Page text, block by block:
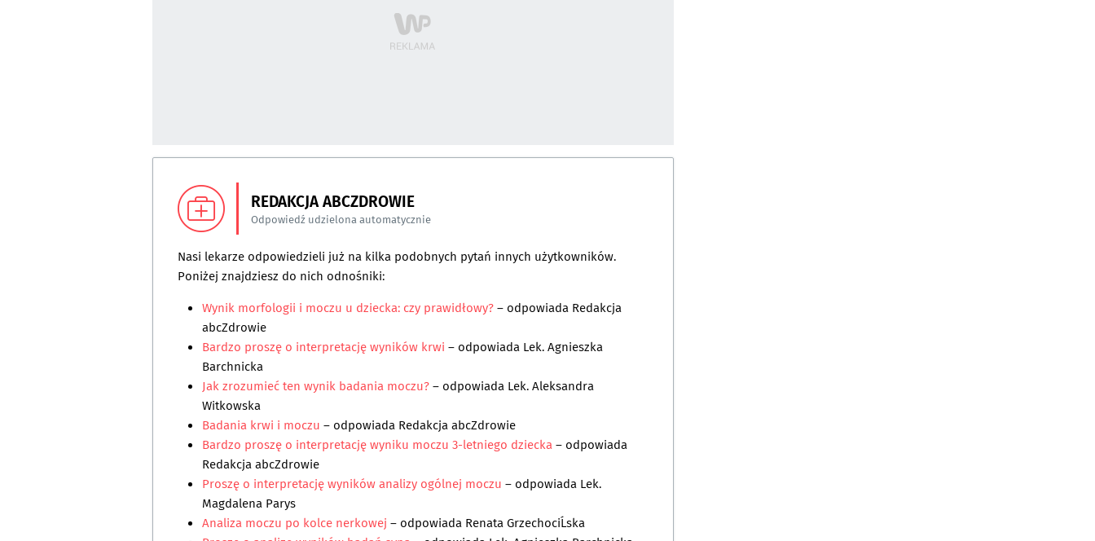
REDAKCJA ABCZDROWIE
Odpowiedź udzielona automatycznie
Nasi lekarze odpowiedzieli już na kilka podobnych pytań innych użytkowników.
Poniżej znajdziesz do nich odnośniki:
Wynik morfologii i moczu u dziecka: czy prawidłowy?– odpowiada Redakcja
abcZdrowie
Bardzo proszę o interpretację wyników krwi – odpowiada Lek. Agnieszka
Barchnicka
Jak zrozumieć ten wynik badania moczu?– odpowiada Lek. Aleksandra
Witkowska
Badania krwi i moczu – odpowiada Redakcja abcZdrowie
Bardzo proszę o interpretację wyniku moczu 3-letniego dziecka– odpowiada
Redakcja abcZdrowie
Proszę o interpretację wyników analizy ogólnej moczu – odpowiada Lek.
Magdalena Parys
Analiza moczu po kolce nerkowej – odpowiada Renata GrzechociĹska